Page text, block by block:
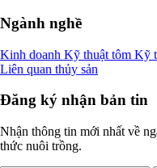
Ngành nghề
Kinh doanh Kỹ thuật tôm Kỹ
Liên quan thủy sản
Đăng ký nhận bản tin
Nhận thông tin mới nhất về
thức nuôi trồng.